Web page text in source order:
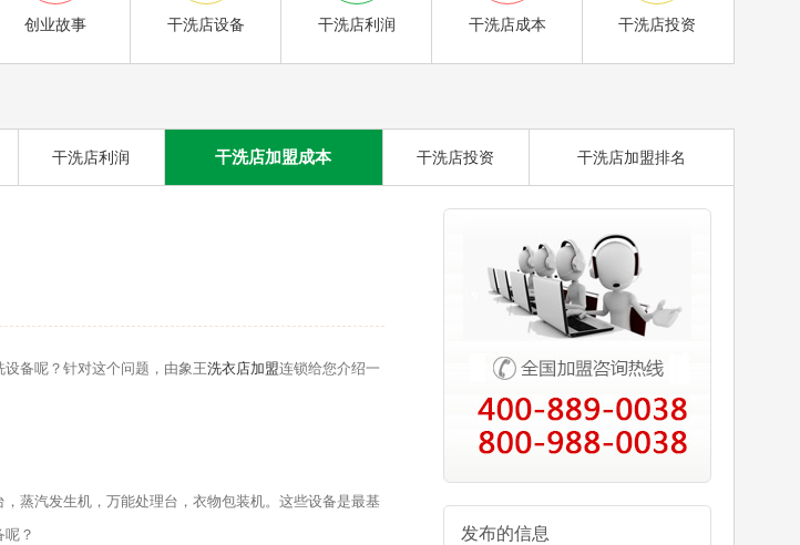
创业故事 干洗店设备 干洗店利润 干洗店成本 干洗店投资
干洗店利润 干洗店加盟成本 干洗店投资 干洗店加盟排名
备呢？针对这个问题，由象王洗衣店加盟连锁给您介绍一
汽发生机，万能处理台，衣物包装机。这些设备是最基
？
发布的信息